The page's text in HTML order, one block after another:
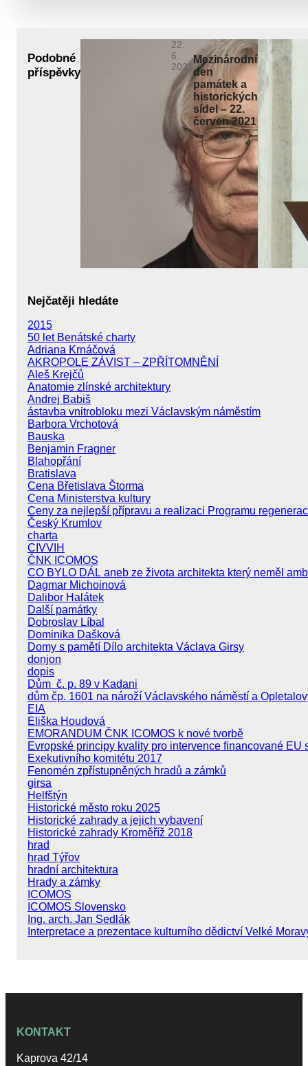
Podobné
příspěvky
22.
6.
2021
Mezinárodní
den
památek a
historických
sídel – 22.
červen 2021
Nejčatěji hledáte
2015
50 let Benátské charty
Adriana Krnáčová
AKROPOLE ZÁVIST – ZPŘÍTOMNĚNÍ
Aleš Krejčů
Anatomie zlínské architektury
Andrej Babiš
ástavba vnitrobloku mezi Václavským náměstím
Barbora Vrchotová
Bauska
Benjamin Fragner
Blahopřání
Bratislava
Cena Břetislava Štorma
Cena Ministerstva kultury
Ceny za nejlepší přípravu a realizaci Programu
Český Krumlov
charta
CIVVIH
ČNK ICOMOS
CO BYLO DÁL aneb ze života architekta který neměl
Dagmar Michoinová
Dalibor Halátek
Další památky
Dobroslav Líbal
Dominika Dašková
Domy s pamětí Dílo architekta Václava Girsy
donjon
dopis
Dům č. p. 89 v Kadani
dům čp. 1601 na nároží Václavského náměstí a
EIA
Eliška Houdová
EMORANDUM ČNK ICOMOS k nové tvorbě
Evropské principy kvality pro intervence financované EU
Exekutivního komitétu 2017
Fenomén zpřístupněných hradů a zámků
girsa
Helfštýn
Historické město roku 2025
Historické zahrady a jejich vybavení
Historické zahrady Kroměříž 2018
hrad
hrad Týřov
hradní architektura
Hrady a zámky
ICOMOS
ICOMOS Slovensko
Ing. arch. Jan Sedlák
Interpretace a prezentace kulturního dědictví Velké
KONTAKT
Kaprova 42/14